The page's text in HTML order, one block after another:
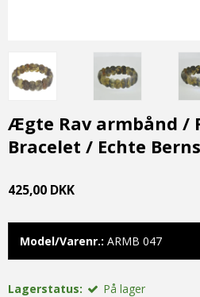
Ægte Rav armbånd /
Bracelet / Echte
425,00 DKK
Model/Varenr.: ARMB 047
Lagerstatus: På lager